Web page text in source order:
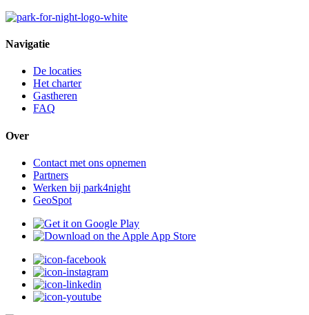
Navigatie
De locaties
Het charter
Gastheren
FAQ
Over
Contact met ons opnemen
Partners
Werken bij park4night
GeoSpot